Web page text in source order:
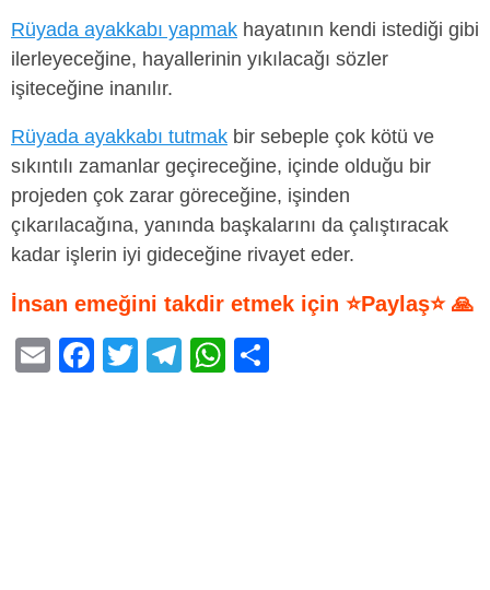
Rüyada ayakkabı yapmak hayatının kendi istediği gibi
ilerleyeceğine, hayallerinin yıkılacağı sözler
işiteceğine inanılır.
Rüyada ayakkabı tutmak bir sebeple çok kötü ve
sıkıntılı zamanlar geçireceğine, içinde olduğu bir
projeden çok zarar göreceğine, işinden
çıkarılacağına, yanında başkalarını da çalıştıracak
kadar işlerin iyi gideceğine rivayet eder.
İnsan emeğini takdir etmek için ⭐Paylaş⭐ 🙏
E
F
T
T
W